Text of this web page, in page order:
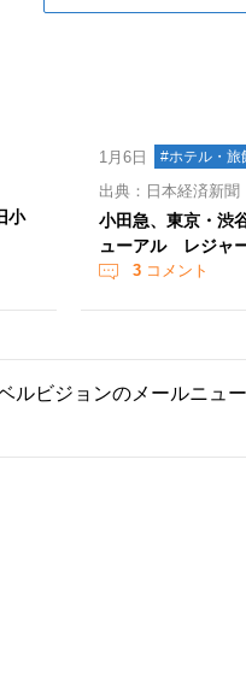
小
1月6日 #ホテル・旅
出典：日本経済新聞
小田急、東京・渋
ューアル レジャ
3コメント
ルビジョンのメールニュ